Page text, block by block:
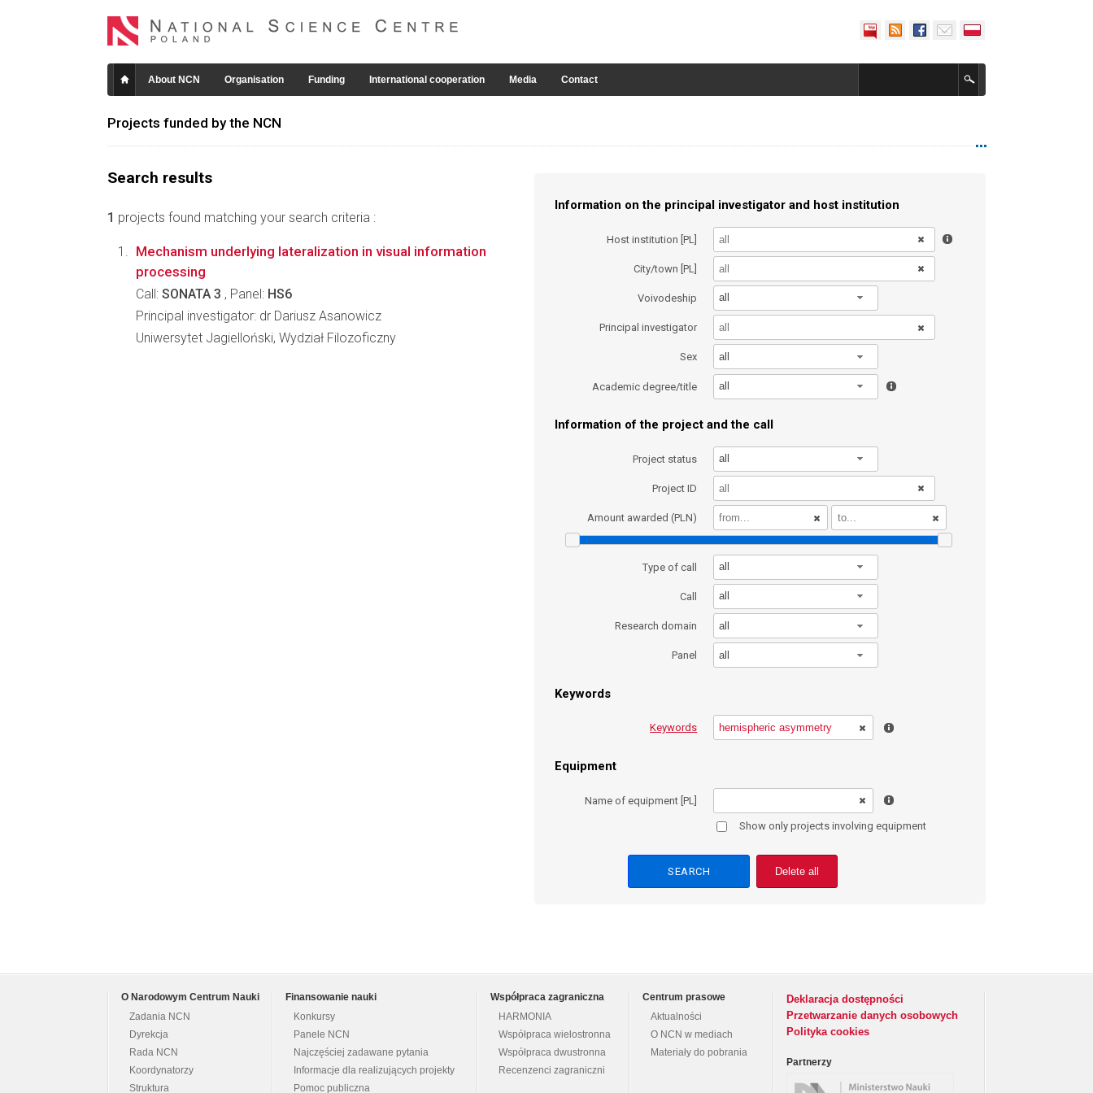
About NCN Organisation Funding International cooperation Media Contact
Projects funded by the NCN
Search results
1 projects found matching your search criteria :
Information on the principal investigator and host institution
Host institution [PL]
City/town [PL]
Voivodeship all
Principal investigator
Sex all
Academic degree/title all
Information of the project and the call
Project status all
Project ID
Amount awarded (PLN)
Type of call all
Call all
Research domain all
Panel all
Keywords
Keywords
Equipment
Name of equipment [PL]
Show only projects involving equipment
Delete all
Mechanism underlying lateralization in visual information
processing
Call: SONATA 3 , Panel: HS6
Principal investigator: dr Dariusz Asanowicz
Uniwersytet Jagielloński, Wydział Filozoficzny
O Narodowym Centrum Nauki
Zadania NCN
Dyrekcja
Rada NCN
Koordynatorzy
Struktura
Finansowanie nauki
Konkursy
Panele NCN
Najczęściej zadawane pytania
Informacje dla realizujących projekty
Pomoc publiczna
Współpraca zagraniczna
HARMONIA
Współpraca wielostronna
Współpraca dwustronna
Recenzenci zagraniczni
Centrum prasowe
Aktualności
O NCN w mediach
Materiały do pobrania
Deklaracja dostępności
Przetwarzanie danych osobowych
Polityka cookies
Partnerzy